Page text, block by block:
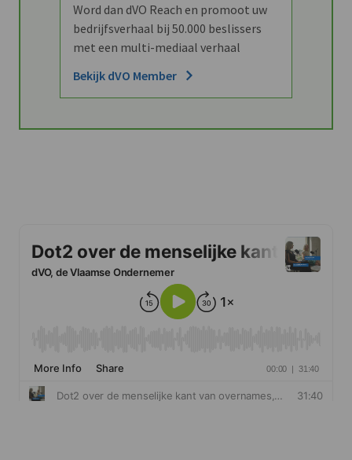
Word dan dVO Reach en promoot uw
bedrijfsverhaal bij 50.000 beslissers
met een multi-mediaal verhaal
Bekijk dVO Member